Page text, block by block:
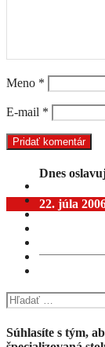
Meno *
E-mail *
Dnes
22. júla
Hľadať:
Súhlasíte s tým,